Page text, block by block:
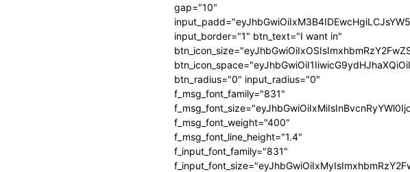
gap="10"
input_border="1" btn_text="I want in"
btn_radius="0" input_radius="0"
f_msg_font_family="831"
f_msg_font_weight="400"
f_msg_font_line_height="1.4"
f_input_font_family="831"